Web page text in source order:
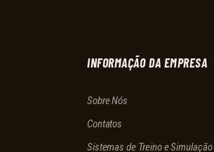
INFORMAÇÃO DA EMPRESA
Sobre Nós
Contatos
Sistemas de Treino e Simulação